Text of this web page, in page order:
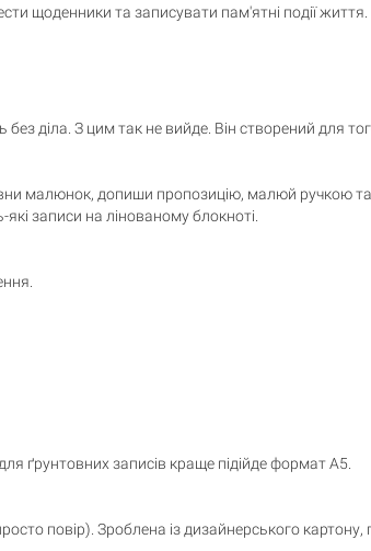
щоденники та записувати пам'ятні події
діла. З цим так не вийде. Він створений для
малюнок, допиши пропозицію, малюй ручкою та
записи на лінованому блокноті.
ґрунтовних записів краще підійде формат А5.
повір). Зроблена із дизайнерського картону,